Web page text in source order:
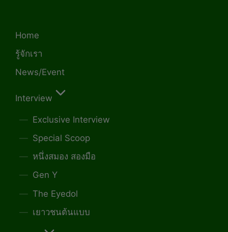
Home
รู้จักเรา
News/Event
Interview
Exclusive Interview
Special Scoop
หนึ่งสมอง สองมือ
Gen Y
The Eyedol
เยาวชนต้นแบบ